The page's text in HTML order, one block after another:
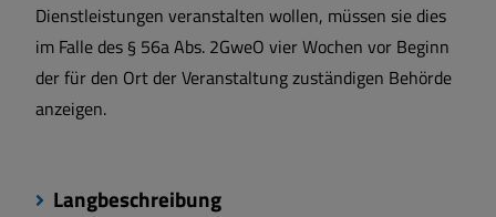
Dienstleistungen veranstalten wollen, müssen sie dies
im Falle des § 56a Abs. 2GweO vier Wochen vor Beginn
der für den Ort der Veranstaltung zuständigen Behörde
anzeigen.
Langbeschreibung